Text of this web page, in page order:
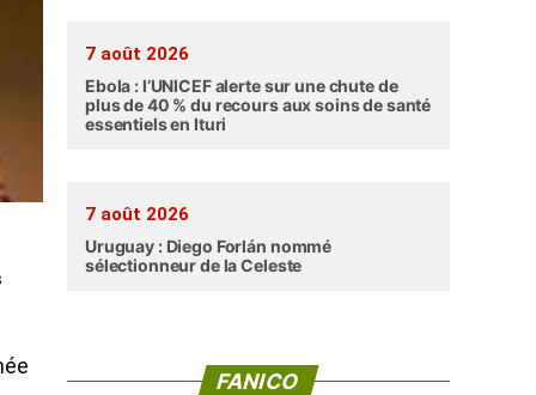
7 août 2026
Ebola : l’UNICEF alerte sur une chute de
plus de 40 % du recours aux soins de santé
essentiels en Ituri
7 août 2026
Uruguay : Diego Forlán nommé
sélectionneur de la Celeste
FANICO